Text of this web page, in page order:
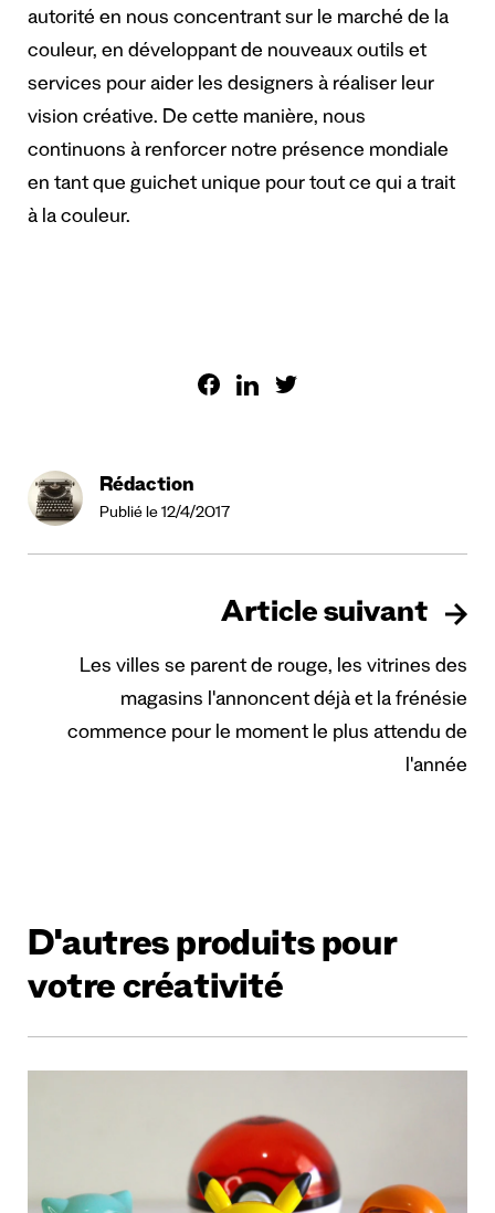
autorité en nous concentrant sur le marché de la
couleur, en développant de nouveaux outils et
services pour aider les designers à réaliser leur
vision créative. De cette manière, nous
continuons à renforcer notre présence mondiale
en tant que guichet unique pour tout ce qui a trait
à la couleur.
Rédaction
Publié le 12/4/2017
Article suivant
Les villes se parent de rouge, les vitrines des
magasins l'annoncent déjà et la frénésie
commence pour le moment le plus attendu de
l'année
D'autres produits pour
votre créativité